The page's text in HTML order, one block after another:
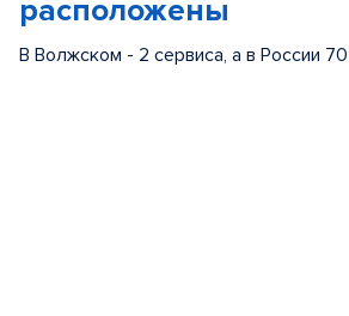
расположены
В Волжском - 2 сервиса, а в России